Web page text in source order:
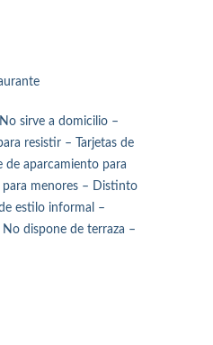
sirve a domicilio –
resistir – Tarjetas de
aparcamiento para
para menores – Distinto
estilo informal –
dispone de terraza –